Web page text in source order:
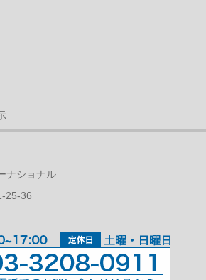
ナショナル
25-36